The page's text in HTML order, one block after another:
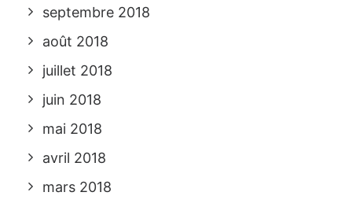
septembre 2018
août 2018
juillet 2018
juin 2018
mai 2018
avril 2018
mars 2018